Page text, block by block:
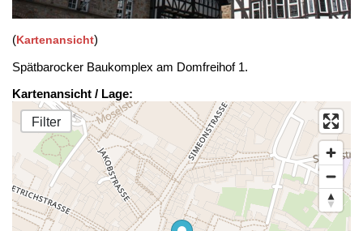
(Kartenansicht)
Spätbarocker Baukomplex am Domfreihof 1.
Kartenansicht / Lage:
Filter